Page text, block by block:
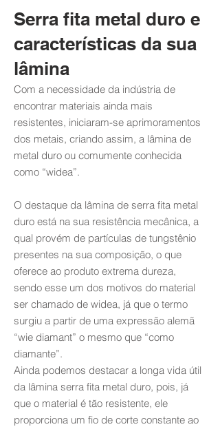
Serra fita metal duro e
características da sua
lâmina
Com a necessidade da indústria de
encontrar materiais ainda mais
resistentes, iniciaram-se aprimoramentos
dos metais, criando assim, a lâmina de
metal duro ou comumente conhecida
como “widea”.
O destaque da lâmina de serra fita metal
duro está na sua resistência mecânica, a
qual provém de partículas de tungstênio
presentes na sua composição, o que
oferece ao produto extrema dureza,
sendo esse um dos motivos do material
ser chamado de widea, já que o termo
surgiu a partir de uma expressão alemã
“wie diamant” o mesmo que “como
diamante”.
Ainda podemos destacar a longa vida útil
da lâmina serra fita metal duro, pois, já
que o material é tão resistente, ele
proporciona um fio de corte constante ao